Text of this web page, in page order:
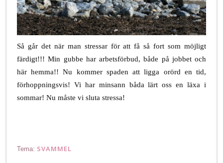
Så går det när man stressar för att få så fort som möjligt
färdigt!!! Min gubbe har arbetsförbud, både på jobbet och
här hemma!! Nu kommer spaden att ligga orörd en tid,
förhoppningsvis! Vi har minsann båda lärt oss en läxa i
sommar! Nu måste vi sluta stressa!
Tema: SVAMMEL